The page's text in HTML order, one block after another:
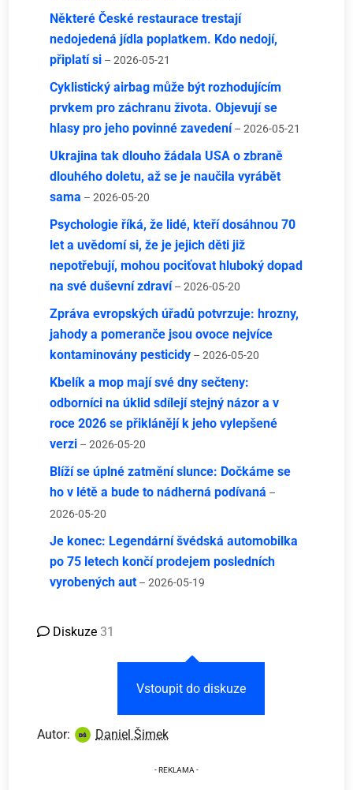
Některé České restaurace trestají
nedojedená jídla poplatkem. Kdo nedojí,
připlatí si – 2026-05-21
Cyklistický airbag může být rozhodujícím
prvkem pro záchranu života. Objevují se
hlasy pro jeho povinné zavedení – 2026-05-21
Ukrajina tak dlouho žádala USA o zbraně
dlouhého doletu, až se je naučila vyrábět
sama – 2026-05-20
Psychologie říká, že lidé, kteří dosáhnou 70
let a uvědomí si, že je jejich děti již
nepotřebují, mohou pociťovat hluboký dopad
na své duševní zdraví – 2026-05-20
Zpráva evropských úřadů potvrzuje: hrozny,
jahody a pomeranče jsou ovoce nejvíce
kontaminovány pesticidy – 2026-05-20
Kbelík a mop mají své dny sečteny:
odborníci na úklid sdílejí stejný názor a v
roce 2026 se přiklánějí k jeho vylepšené
verzi – 2026-05-20
Blíží se úplné zatmění slunce: Dočkáme se
ho v létě a bude to nádherná podívaná –
2026-05-20
Je konec: Legendární švédská automobilka
po 75 letech končí prodejem posledních
vyrobených aut – 2026-05-19
Diskuze 31
Vstoupit do diskuze
Autor: Daniel Šimek